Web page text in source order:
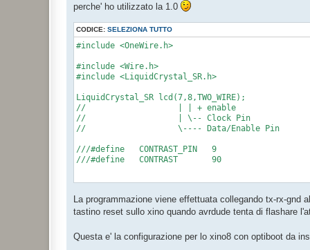
perche' ho utilizzato la 1.0
CODICE: SELEZIONA TUTTO
#include <OneWire.h>
#include <Wire.h>
#include <LiquidCrystal_SR.h>
LiquidCrystal_SR lcd(7,8,TWO_WIRE);
//                   | | + enable
//                   | \-- Clock Pin
//                   \---- Data/Enable Pin
///#define   CONTRAST_PIN   9
///#define   CONTRAST       90
OneWire ds(10);  // on pin 10
void setup()
{
La programmazione viene effettuata collegando tx-rx-gnd
tastino reset sullo xino quando avrdude tenta di flashare
Questa e' la configurazione per lo xino8 con optiboot da